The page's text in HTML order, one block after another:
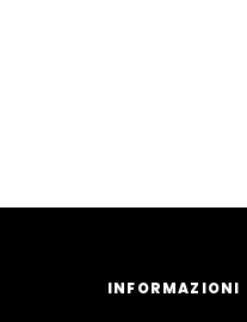
INFORMAZIONI